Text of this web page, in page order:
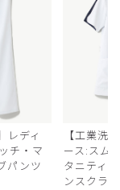
レディ
チ・マ
パンツ
【工業洗
ース:スム
タニティ
ンスクラ